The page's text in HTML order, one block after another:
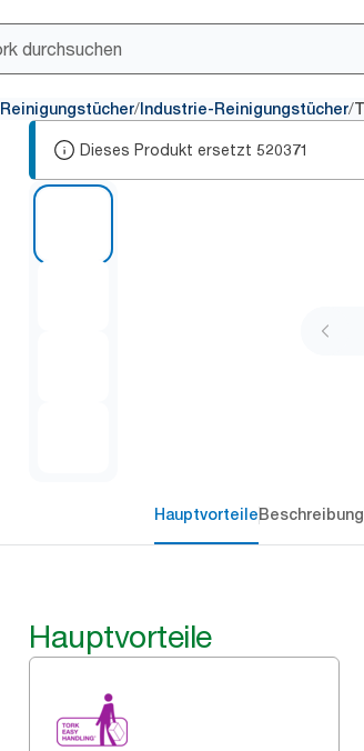
Reinigungstücher/ Industrie-Reinigungstücher/
Dieses Produkt ersetzt 520371
HauptvorteileBeschreibung
Hauptvorteile